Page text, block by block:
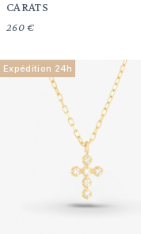
CARATS
260 €
Expédition 24h